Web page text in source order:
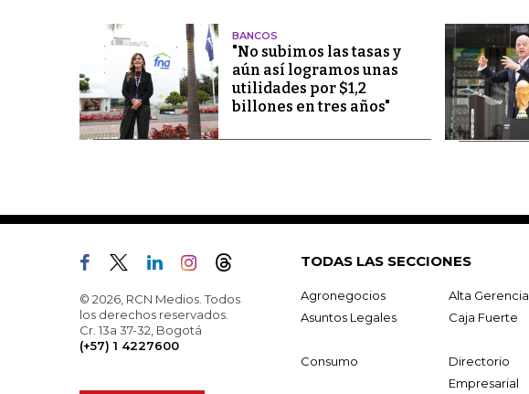
BANCOS
"No subimos las tasas y
aún así logramos unas
utilidades por $1,2
billones en tres años"
© 2026, RCN Medios. Todos
los derechos reservados.
Cr. 13a 37-32, Bogotá
(+57) 1 4227600
TODAS LAS SECCIONES
Agronegocios Alta Gerencia
Asuntos Legales
Caja Fuerte
Consumo
Directorio
Empresarial